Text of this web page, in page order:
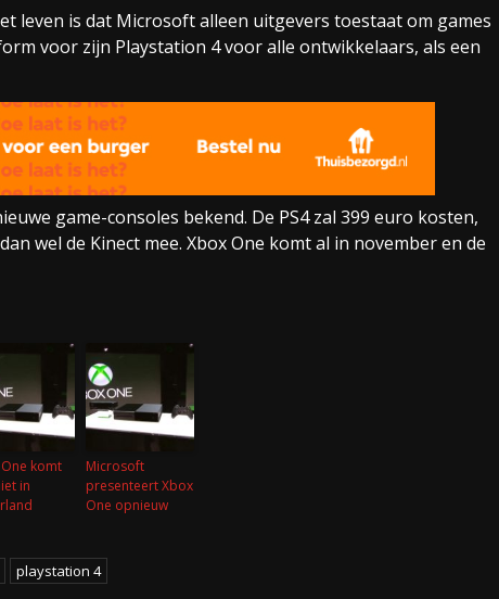
leven is dat Microsoft alleen uitgevers toestaat om games
voor zijn Playstation 4 voor alle ontwikkelaars, als een
game-consoles bekend. De PS4 zal 399 euro kosten,
wel de Kinect mee. Xbox One komt al in november en de
komt
in
Microsoft
presenteert Xbox
One opnieuw
playstation 4